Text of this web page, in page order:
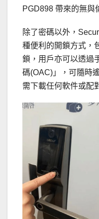
PGD898 帶來的無與
除了密碼以外，
種便利的開鎖方式，
鎖，用戶亦可以透過
碼(OAC)」，可隨時
需下載任何軟件或配